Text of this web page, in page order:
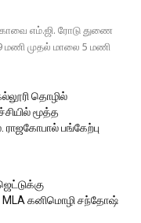
எம்.ஜி. ரோடு துணை
மணி முதல் மாலை 5 மணி
தொழில்
மூத்த
ராஜகோபால் பங்கேற்பு
கனிமொழி சந்தோஷ்